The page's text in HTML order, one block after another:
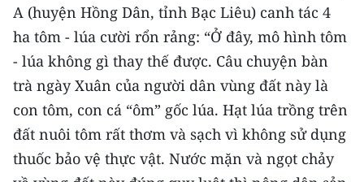
Media Y tế
Media Khoa học - Công nghệ
Media Môi trường
Ảnh
Infographic
A (huyện Hồng Dân, tỉnh Bạc Liêu) canh tác 4
ha tôm - lúa cười rổn rảng: “Ở đây, mô hình tôm
- lúa không gì thay thế được. Câu chuyện bàn
trà ngày Xuân của người dân vùng đất này là
con tôm, con cá “ôm” gốc lúa. Hạt lúa trồng trên
đất nuôi tôm rất thơm và sạch vì không sử dụng
thuốc bảo vệ thực vật. Nước mặn và ngọt chảy